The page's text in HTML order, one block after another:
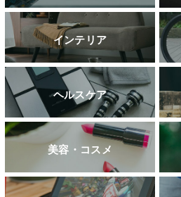
インテリア
ヘルスケア
美容・コスメ